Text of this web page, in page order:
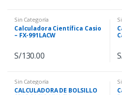
Sin Categoría
Calculadora Científica Casio
– FX-991LACW
S/130.00
Sin Categoría
CALCULADORA DE BOLSILLO